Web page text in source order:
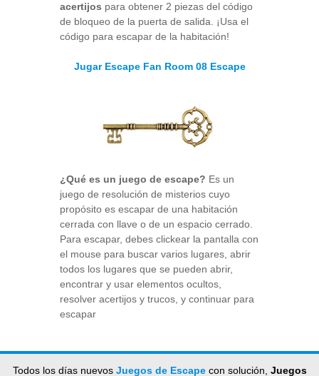
acertijos para obtener 2 piezas del código
de bloqueo de la puerta de salida. ¡Usa el
código para escapar de la habitación!
Jugar Escape Fan Room 08 Escape
¿Qué es un juego de escape? Es un
juego de resolución de misterios cuyo
propósito es escapar de una habitación
cerrada con llave o de un espacio cerrado.
Para escapar, debes clickear la pantalla con
el mouse para buscar varios lugares, abrir
todos los lugares que se pueden abrir,
encontrar y usar elementos ocultos,
resolver acertijos y trucos, y continuar para
escapar
Todos los días nuevos Juegos de Escapecon solución, Juegos